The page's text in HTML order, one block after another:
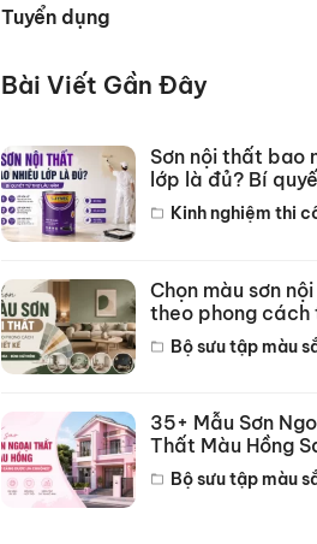
Tuyển dụng
Bài Viết Gần Đây
Sơn nội thất bao
lớp là đủ? Bí
thợ lâu năm
Kinh nghiệm thi
Chọn màu sơn
theo phong cách
kế hot năm 2026
Bộ sưu tập màu
35+ Mẫu Sơn
Thất Màu Hồng
Trọng Đẹp Nhất
Bộ sưu tập màu